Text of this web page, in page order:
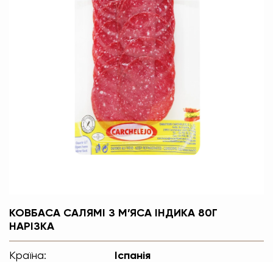
КОВБАСА САЛЯМІ З М’ЯСА ІНДИКА 80Г
НАРІЗКА
Країна: Іспанія